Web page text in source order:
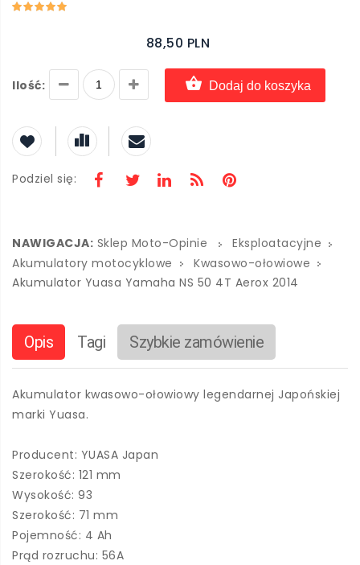
88,50 PLN
Ilość: Dodaj do koszyka
Podziel się:
NAWIGACJA: Sklep Moto-Opinie
Eksploatacyjne
Akumulatory motocyklowe
Kwasowo-ołowiowe
Akumulator Yuasa Yamaha NS 50 4T Aerox 2014
Opis Tagi Szybkie zamówienie
Akumulator kwasowo-ołowiowy legendarnej Japońskiej
marki Yuasa.
Producent: YUASA Japan
Szerokość: 121 mm
Wysokość: 93
Szerokość: 71 mm
Pojemność: 4 Ah
Prąd rozruchu: 56A